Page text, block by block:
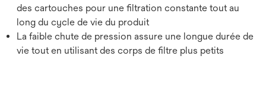
des cartouches pour une filtration constante tout au
long du cycle de vie du produit
La faible chute de pression assure une longue durée de
vie tout en utilisant des corps de filtre plus petits